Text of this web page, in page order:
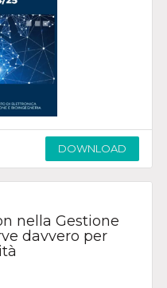
DOWNLOAD
nella Gestione
davvero per